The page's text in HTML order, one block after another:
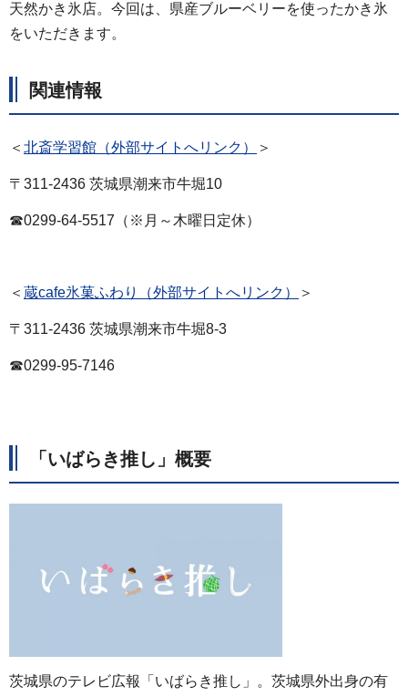
天然かき氷店。今回は、県産ブルーベリーを使ったかき氷
をいただきます。
関連情報
＜ 北斎学習館（外部サイトへリンク） ＞
〒311-2436 茨城県潮来市牛堀10
☎0299-64-5517（※月～木曜日定休）
＜ 蔵cafe氷菓ふわり（外部サイトへリンク） ＞
〒311-2436 茨城県潮来市牛堀8-3
☎0299-95-7146
「いばらき推し」概要
茨城県のテレビ広報「いばらき推し」。茨城県外出身の有